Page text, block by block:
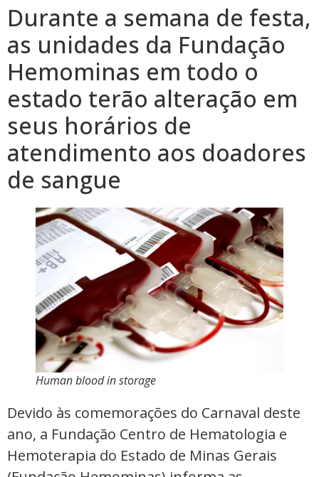
Durante a semana de festa,
as unidades da Fundação
Hemominas em todo o
estado terão alteração em
seus horários de
atendimento aos doadores
de sangue
Human blood in storage
Devido às comemorações do Carnaval deste
ano, a Fundação Centro de Hematologia e
Hemoterapia do Estado de Minas Gerais